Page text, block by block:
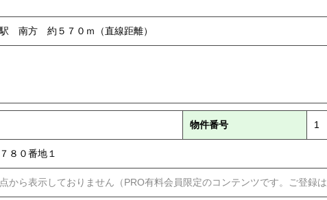
南方 約５７０ｍ（直線距離）
物件番号 1
８０番地１
から表示しておりません（PRO有料会員限定のコンテンツです。ご登録は